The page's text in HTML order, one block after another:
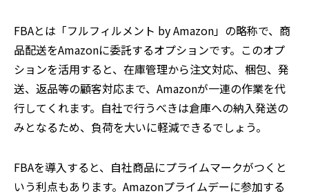
FBAとは「フルフィルメント by Amazon」の略称で、商
品配送をAmazonに委託するオプションです。このオプ
ションを活用すると、在庫管理から注文対応、梱包、発
送、返品等の顧客対応まで、Amazonが一連の作業を代
行してくれます。自社で行うべきは倉庫への納入発送の
みとなるため、負荷を大いに軽減できるでしょう。
FBAを導入すると、自社商品にプライムマークがつくと
いう利点もあります。Amazonプライムデーに参加する